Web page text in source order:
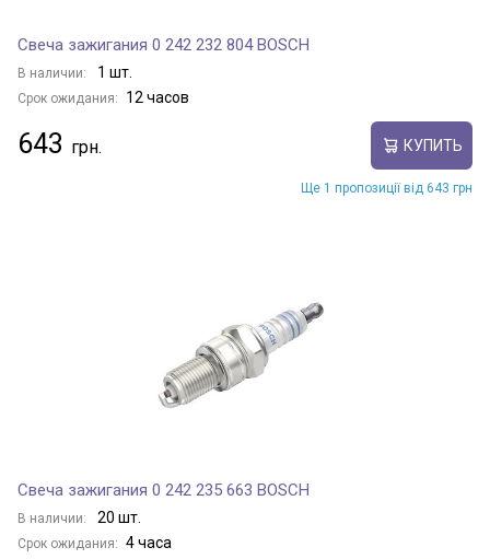
Свеча зажигания 0 242 232 804 BOSCH
В наличии: 1 шт.
Срок ожидания: 12 часов
643 КУПИТЬ
Ще 1 пропозиції від 643 грн
Свеча зажигания 0 242 235 663 BOSCH
В наличии: 20 шт.
Срок ожидания: 4 часа